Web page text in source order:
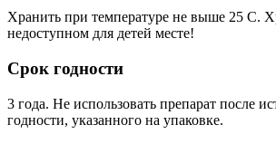
Хранить при температуре не выше 25 С.
недоступном для детей месте!
Срок годности
3 года. Не использовать препарат после
годности, указанного на упаковке.